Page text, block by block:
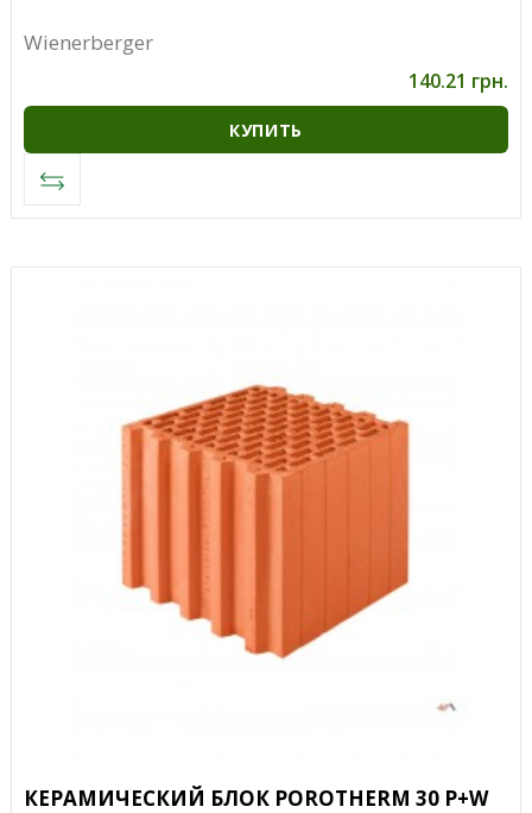
Wienerberger
140.21 грн.
КУПИТЬ
КЕРАМИЧЕСКИЙ БЛОК POROTHERM 30 P+W